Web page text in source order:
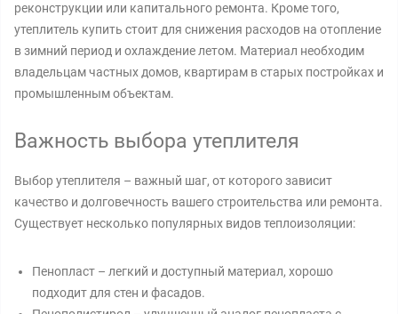
реконструкции или капитального ремонта. Кроме того,
утеплитель купить стоит для снижения расходов на отопление
в зимний период и охлаждение летом. Материал необходим
владельцам частных домов, квартирам в старых постройках и
промышленным объектам.
Важность выбора утеплителя
Выбор утеплителя – важный шаг, от которого зависит
качество и долговечность вашего строительства или ремонта.
Существует несколько популярных видов теплоизоляции:
Пенопласт – легкий и доступный материал, хорошо
подходит для стен и фасадов.